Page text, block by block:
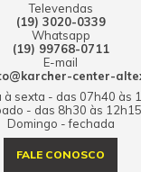
Televendas
(19) 3020-0339
Whatsapp
(19) 99768-0711
E-mail
center-
à sexta - das 07h40 às
- das 8h30 às 12h15
Domingo - fechada
FALE CONOSCO